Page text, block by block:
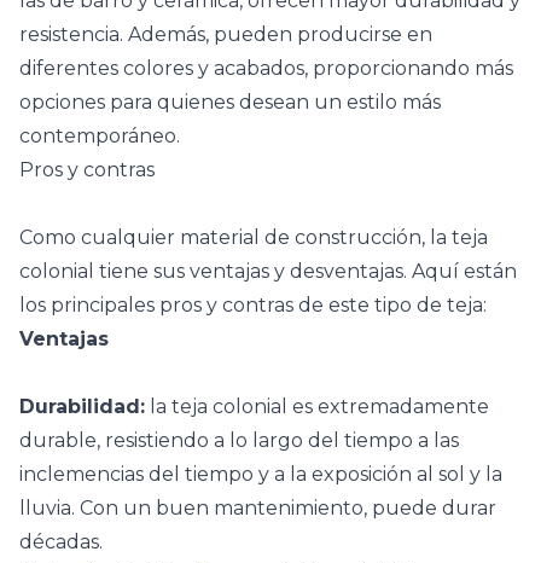
resistencia. Además, pueden producirse en
diferentes colores y acabados, proporcionando más
opciones para quienes desean un estilo más
contemporáneo.
Pros y contras
Como cualquier material de construcción, la teja
colonial tiene sus ventajas y desventajas. Aquí están
los principales pros y contras de este tipo de teja:
Ventajas
Durabilidad: la teja colonial es extremadamente
durable, resistiendo a lo largo del tiempo a las
inclemencias del tiempo y a la exposición al sol y la
lluvia. Con un buen mantenimiento, puede durar
décadas.